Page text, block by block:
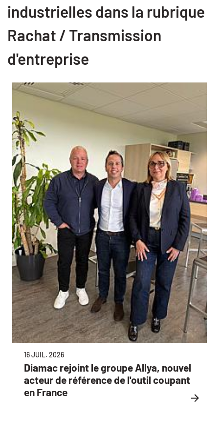
industrielles dans la rubrique
Rachat / Transmission
d'entreprise
16 JUIL. 2026
Diamac rejoint le groupe Allya, nouvel
acteur de référence de l'outil coupant
en France